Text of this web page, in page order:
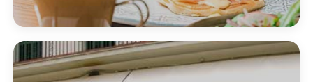
SEGUIR LEYENDO